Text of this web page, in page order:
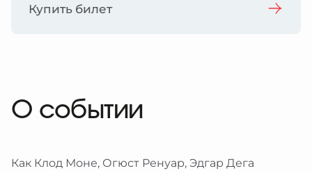
Купить билет
О событии
Как Клод Моне, Огюст Ренуар, Эдгар Дега